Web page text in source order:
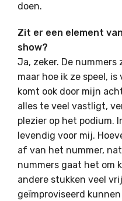
doen.
Zit er een element
show?
Ja, zeker. De
maar hoe ik ze speel,
komt ook door mijn
alles te veel vastligt,
plezier op het podium.
levendig voor mij.
af van het nummer,
nummers gaat het om
andere stukken veel
geïmproviseerd